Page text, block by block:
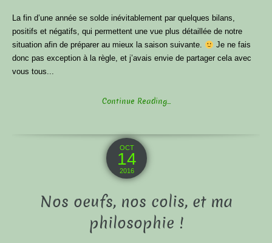
La fin d’une année se solde inévitablement par quelques bilans,
positifs et négatifs, qui permettent une vue plus détaillée de notre
situation afin de préparer au mieux la saison suivante.
Je ne fais
donc pas exception à la règle, et j’avais envie de partager cela avec
vous tous...
Continue Reading...
OCT
14
2016
Nos oeufs, nos colis, et ma
philosophie !